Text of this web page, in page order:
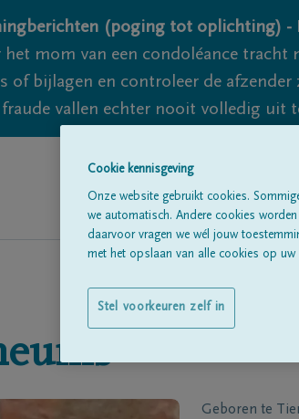
(poging tot oplichting) -
mom van een condoléance
of bijlagen en controleer de
vallen echter nooit volledig uit
Geboren te
Cookie kennisgeving
Onze website gebruikt cookies.
we automatisch. Andere cookies
daarvoor vragen we wél jouw
met het opslaan van alle cookies op uw
Stel voorkeuren zelf in